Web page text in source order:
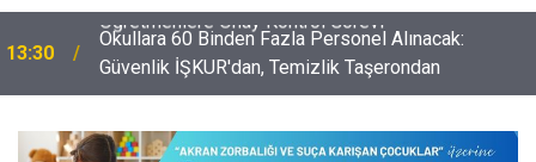
13:30
Okullara 60 Binden Fazla Personel Alınacak:
Güvenlik İŞKUR'dan, Temizlik Taşerondan